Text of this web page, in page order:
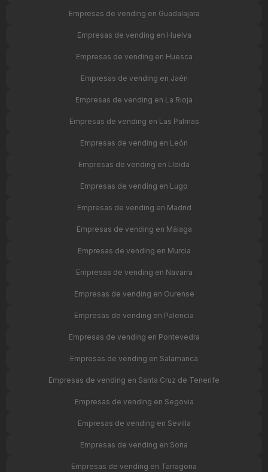
Empresas de vending en Guadalajara
Empresas de vending en Huelva
Empresas de vending en Huesca
Empresas de vending en Jaén
Empresas de vending en La Rioja
Empresas de vending en Las Palmas
Empresas de vending en León
Empresas de vending en Lleida
Empresas de vending en Lugo
Empresas de vending en Madrid
Empresas de vending en Málaga
Empresas de vending en Murcia
Empresas de vending en Navarra
Empresas de vending en Ourense
Empresas de vending en Palencia
Empresas de vending en Pontevedra
Empresas de vending en Salamanca
Empresas de vending en Santa Cruz de Tenerife
Empresas de vending en Segovia
Empresas de vending en Sevilla
Empresas de vending en Soria
Empresas de vending en Tarragona